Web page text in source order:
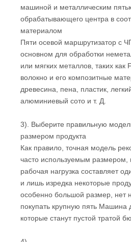
машиной и металлическим
обрабатывающего центра в
материалом
Пяти осевой маршрутизатор с
основном для обработки
или мягких металлов, таких как
волокно и его композитные
древесина, пена, пластик,
алюминиевый сото и т. Д.
3). Выберите правильную
размером продукта
Как правило, точная модель
часто используемым размером,
рабочая нагрузка составляет
и лишь изредка некоторые
особенно большой размер, нет
покупать крупную пять Машина
которые станут пустой тратой